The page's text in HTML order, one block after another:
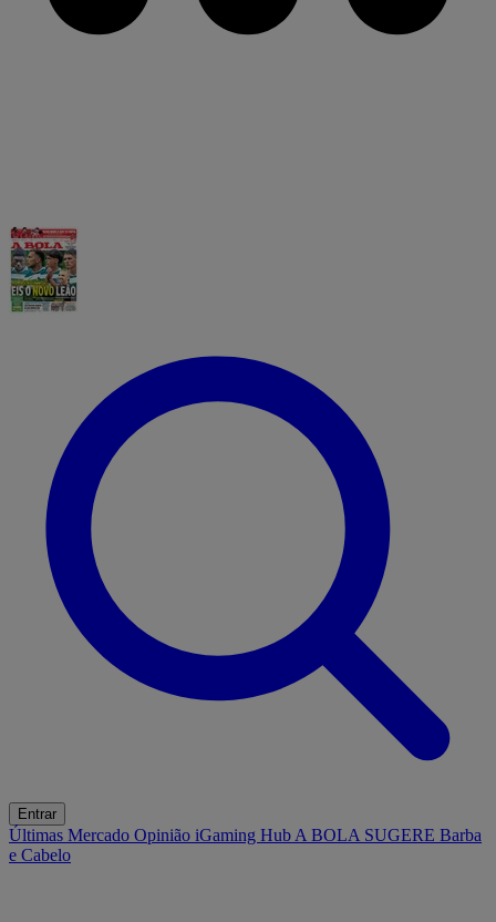
Entrar
Últimas Mercado Opinião iGaming Hub A BOLA SUGERE Barba
e Cabelo